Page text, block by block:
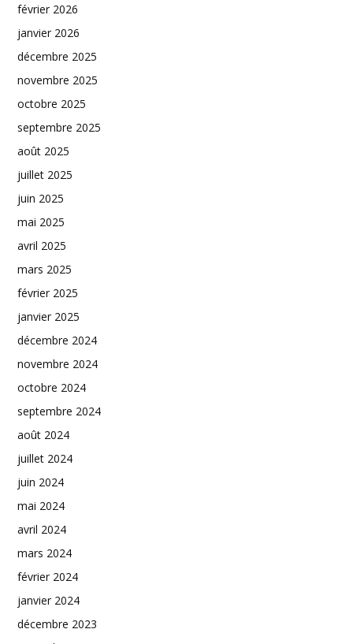
février 2026
janvier 2026
décembre 2025
novembre 2025
octobre 2025
septembre 2025
août 2025
juillet 2025
juin 2025
mai 2025
avril 2025
mars 2025
février 2025
janvier 2025
décembre 2024
novembre 2024
octobre 2024
septembre 2024
août 2024
juillet 2024
juin 2024
mai 2024
avril 2024
mars 2024
février 2024
janvier 2024
décembre 2023